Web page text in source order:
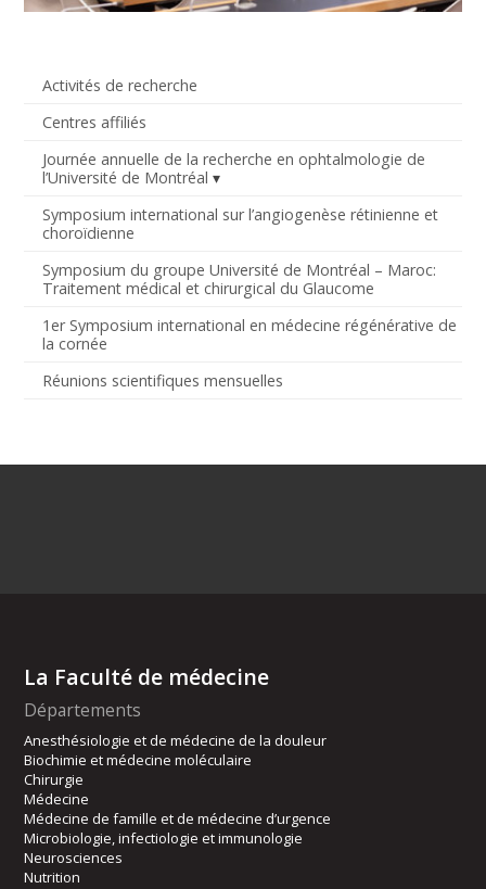
Activités de recherche
Centres affiliés
Journée annuelle de la recherche en ophtalmologie de
l’Université de Montréal
Symposium international sur l’angiogenèse rétinienne et
choroïdienne
Symposium du groupe Université de Montréal – Maroc:
Traitement médical et chirurgical du Glaucome
1er Symposium international en médecine régénérative de
la cornée
Réunions scientifiques mensuelles
La Faculté de médecine
Départements
Anesthésiologie et de médecine de la douleur
Biochimie et médecine moléculaire
Chirurgie
Médecine
Médecine de famille et de médecine d’urgence
Microbiologie, infectiologie et immunologie
Neurosciences
Nutrition